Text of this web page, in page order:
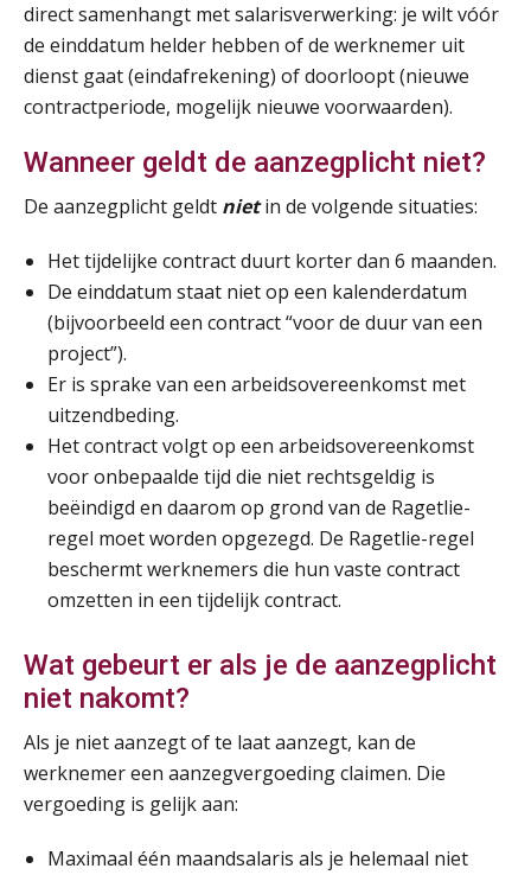
direct samenhangt met salarisverwerking: je wilt vóór
de einddatum helder hebben of de werknemer uit
dienst gaat (eindafrekening) of doorloopt (nieuwe
contractperiode, mogelijk nieuwe voorwaarden).
Wanneer geldt de aanzegplicht niet?
De aanzegplicht geldt nietin de volgende situaties:
Het tijdelijke contract duurt korter dan 6 maanden.
De einddatum staat niet op een kalenderdatum
(bijvoorbeeld een contract “voor de duur van een
project”).
Er is sprake van een arbeidsovereenkomst met
uitzendbeding.
Het contract volgt op een arbeidsovereenkomst
voor onbepaalde tijd die niet rechtsgeldig is
beëindigd en daarom op grond van de Ragetlie-
regel moet worden opgezegd. De Ragetlie-regel
beschermt werknemers die hun vaste contract
omzetten in een tijdelijk contract.
Wat gebeurt er als je de aanzegplicht
niet nakomt?
Als je niet aanzegt of te laat aanzegt, kan de
werknemer een aanzegvergoeding claimen. Die
vergoeding is gelijk aan:
Maximaal één maandsalaris als je helemaal niet
24
AUG
Module Loonheffingen VPS
Markus Verbeek Praehep
AUG
MOCuitgevers
AUG
MOCuitgevers
25
AUG
Summercourse: Een mindset die kansen ziet en vertrouwen geeft
25
AUG
MOCuitgevers
25
AUG
Summercourse Werkkostenregeling
MOCuitgevers
25
AUG
MOCuitgevers
26
Opfriscursus PDL (NIRPA PE)